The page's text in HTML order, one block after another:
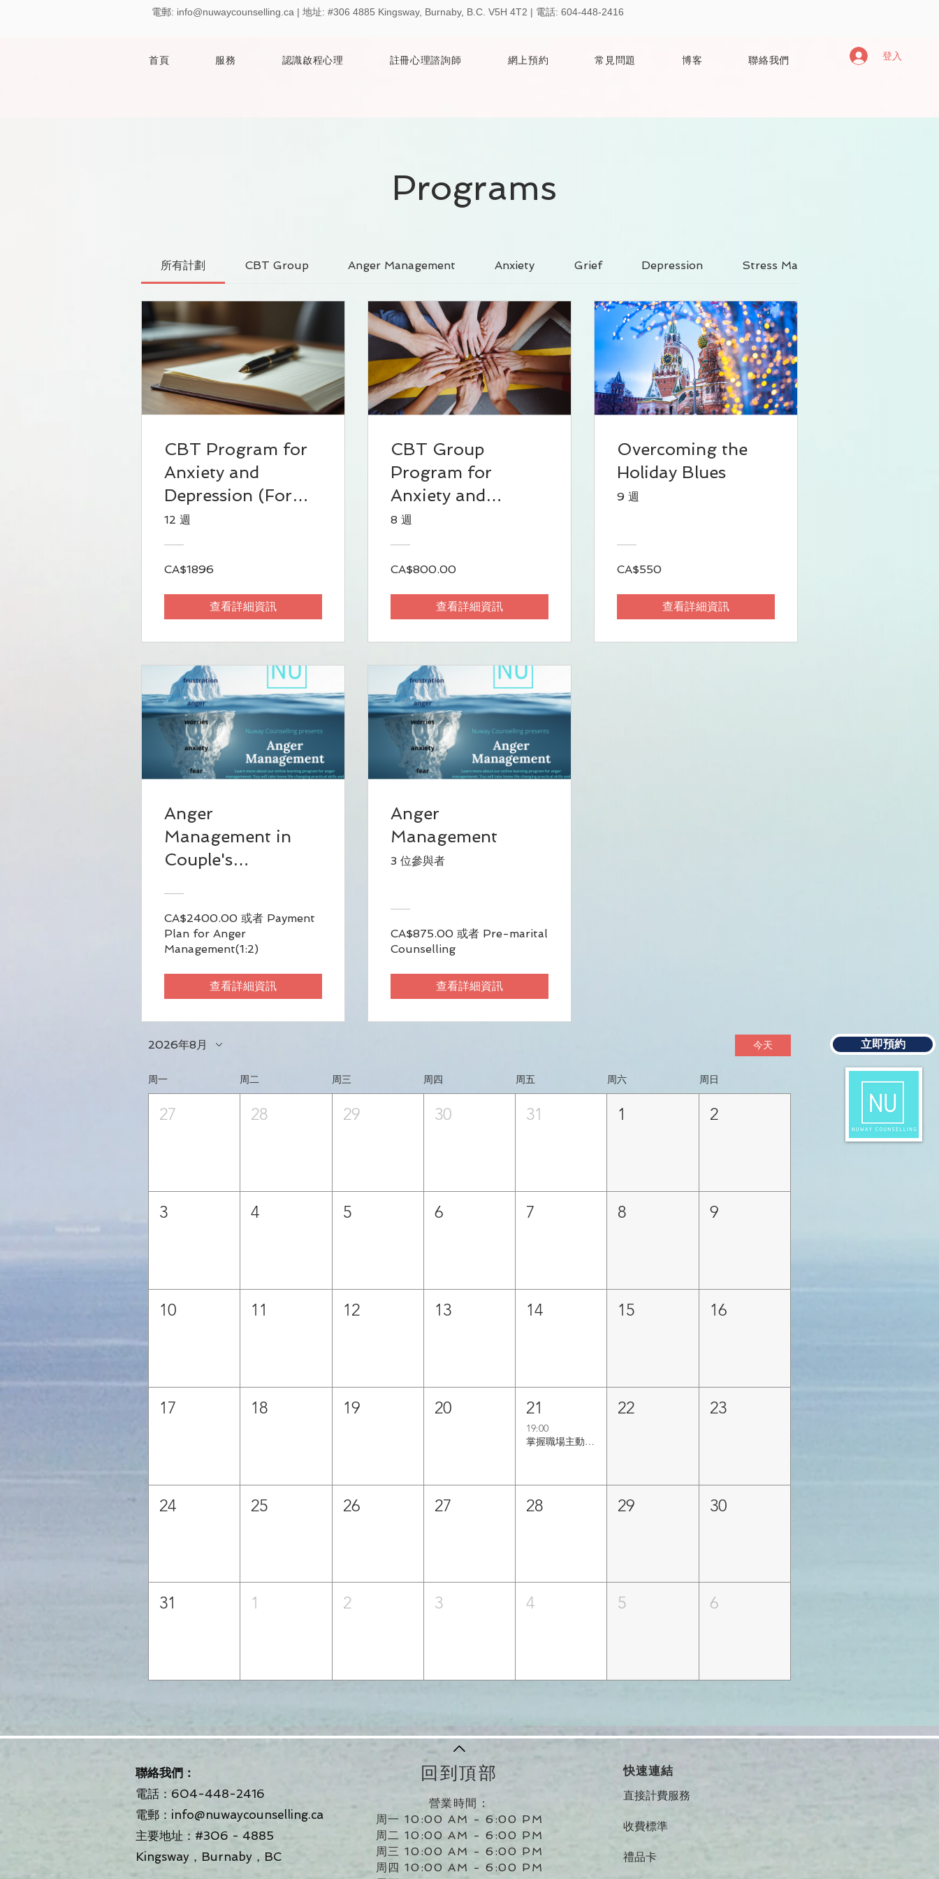
電郵: info@nuwaycounselling.ca | 地址: #306 4885 Kingsway, Burnaby, B.C. V5H 4T2 | 電話: 604-448-2416
首頁 服務 認識啟程心理 註冊心理諮詢師 網上預約 常見問題 博客 聯絡我們 登入
立即預約
Programs
所有計劃 CBT Group Anger Management Anxiety Grief Depression Stress Management
CBT Program for
Anxiety and
Depression (For
Individual)
12 週
CA$1896
查看詳細資訊
CBT Group
Program for
Anxiety and
Depression
8 週
CA$800.00
查看詳細資訊
Overcoming the
Holiday Blues
9 週
CA$550
查看詳細資訊
Anger
Management in
Couple's
CA$2400.00 或者 Payment
Plan for Anger
Management(1:2)
查看詳細資訊
Anger
Management
3 位參與者
CA$875.00 或者 Pre-marital
Counselling
查看詳細資訊
2026年8月 今天
周一 周二 周三 周四 周五 周六 周日
27 28 29 30 31 1 2
3 4 5 6 7 8 9
10 11 12 13 14 15 16
17 18 19 20 21
19:00
掌握職場主動權：戰勝工作壓力，建立你的職業安全感
22 23
24 25 26 27 28 29 30
31 1 2 3 4 5 6
聯絡我們：
電話：604-448-2416
電郵： info@nuwaycounselling.ca
主要地址：#306 - 4885
Kingsway，Burnaby，BC
回到頂部
營業時間：
周一 10:00 AM - 6:00 PM
周二 10:00 AM - 6:00 PM
周三 10:00 AM - 6:00 PM
周四 10:00 AM - 6:00 PM
快速連結
直接計費服務
收費標準
禮品卡